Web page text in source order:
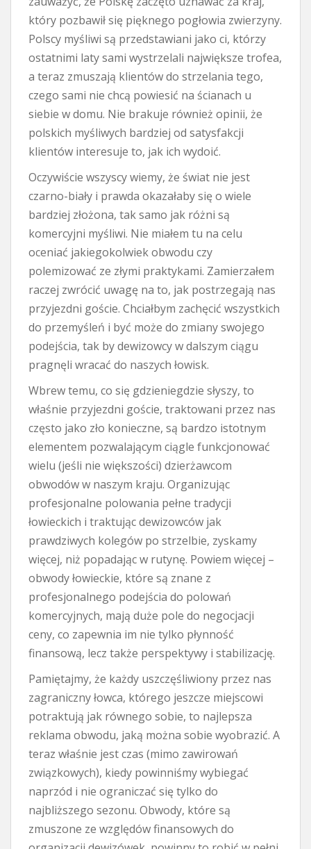
który pozbawił się pięknego pogłowia zwierzyny.
Polscy myśliwi są przedstawiani jako ci, którzy
ostatnimi laty sami wystrzelali największe trofea,
a teraz zmuszają klientów do strzelania tego,
czego sami nie chcą powiesić na ścianach u
siebie w domu. Nie brakuje również opinii, że
polskich myśliwych bardziej od satysfakcji
klientów interesuje to, jak ich wydoić.
Oczywiście wszyscy wiemy, że świat nie jest
czarno-biały i prawda okazałaby się o wiele
bardziej złożona, tak samo jak różni są
komercyjni myśliwi. Nie miałem tu na celu
oceniać jakiegokolwiek obwodu czy
polemizować ze złymi praktykami. Zamierzałem
raczej zwrócić uwagę na to, jak postrzegają nas
przyjezdni goście. Chciałbym zachęcić wszystkich
do przemyśleń i być może do zmiany swojego
podejścia, tak by dewizowcy w dalszym ciągu
pragnęli wracać do naszych łowisk.
Wbrew temu, co się gdzieniegdzie słyszy, to
właśnie przyjezdni goście, traktowani przez nas
często jako zło konieczne, są bardzo istotnym
elementem pozwalającym ciągle funkcjonować
wielu (jeśli nie większości) dzierżawcom
obwodów w naszym kraju. Organizując
profesjonalne polowania pełne tradycji
łowieckich i traktując dewizowców jak
prawdziwych kolegów po strzelbie, zyskamy
więcej, niż popadając w rutynę. Powiem więcej –
obwody łowieckie, które są znane z
profesjonalnego podejścia do polowań
komercyjnych, mają duże pole do negocjacji
ceny, co zapewnia im nie tylko płynność
finansową, lecz także perspektywy i stabilizację.
Pamiętajmy, że każdy uszczęśliwiony przez nas
zagraniczny łowca, którego jeszcze miejscowi
potraktują jak równego sobie, to najlepsza
reklama obwodu, jaką można sobie wyobrazić. A
teraz właśnie jest czas (mimo zawirowań
związkowych), kiedy powinniśmy wybiegać
naprzód i nie ograniczać się tylko do
najbliższego sezonu. Obwody, które są
zmuszone ze względów finansowych do